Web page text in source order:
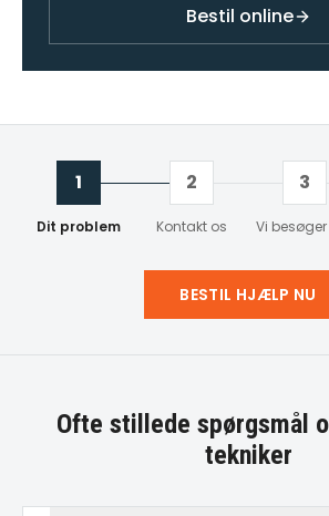
Bestil online
1
Dit problem
2
Kontakt os
3
Vi
BESTIL HJÆLP NU
Ofte stillede spørgsmål
tekniker